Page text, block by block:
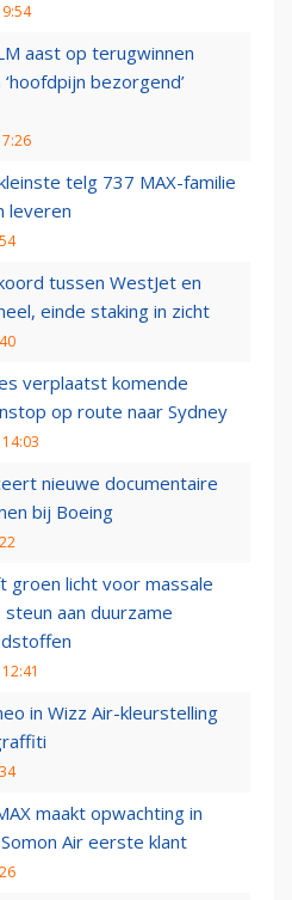
aast op terugwinnen
bezorgend’
telg 737 MAX-familie
leveren
tussen WestJet en
einde staking in zicht
verplaatst komende
op route naar Sydney
nieuwe documentaire
bij Boeing
groen licht voor massale
aan duurzame
in Wizz Air-kleurstelling
maakt opwachting in
Air eerste klant